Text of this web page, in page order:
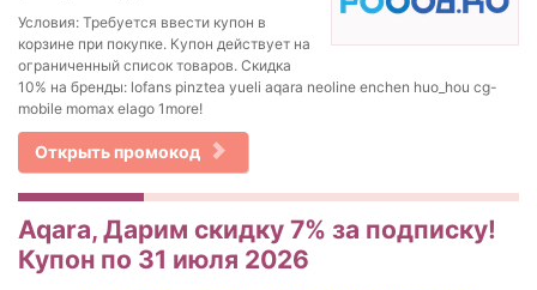
Условия: Требуется ввести купон в
корзине при покупке. Купон действует на
ограниченный список товаров. Скидка
10% на бренды: lofans pinztea yueli aqara neoline enchen huo_hou cg-
mobile momax elago 1more!
Открыть промокод
Aqara, Дарим скидку 7% за подписку!
Купон по 31 июля 2026